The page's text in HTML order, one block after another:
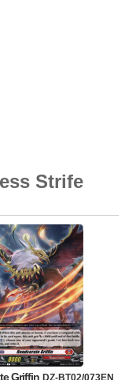
Strife
Griffin DZ-BT02/073EN